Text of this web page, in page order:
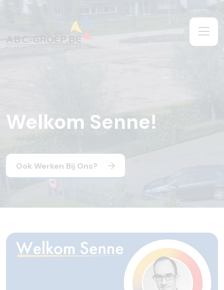
Welkom Senne!
Ook Werken Bij Ons?